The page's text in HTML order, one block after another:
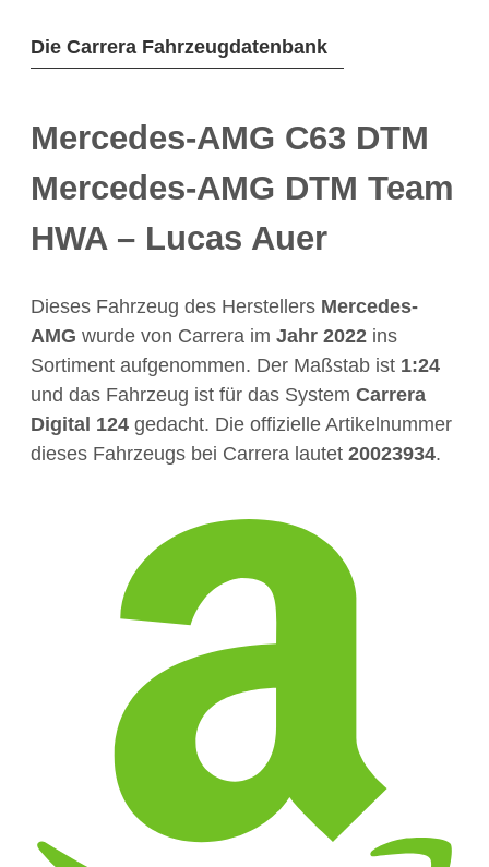
Die Carrera Fahrzeugdatenbank
Mercedes-AMG C63 DTM
Mercedes-AMG DTM Team
HWA – Lucas Auer
Dieses Fahrzeug des Herstellers Mercedes-
AMG wurde von Carrera im Jahr 2022 ins
Sortiment aufgenommen. Der Maßstab ist 1:24
und das Fahrzeug ist für das System Carrera
Digital 124 gedacht. Die offizielle Artikelnummer
dieses Fahrzeugs bei Carrera lautet 20023934.